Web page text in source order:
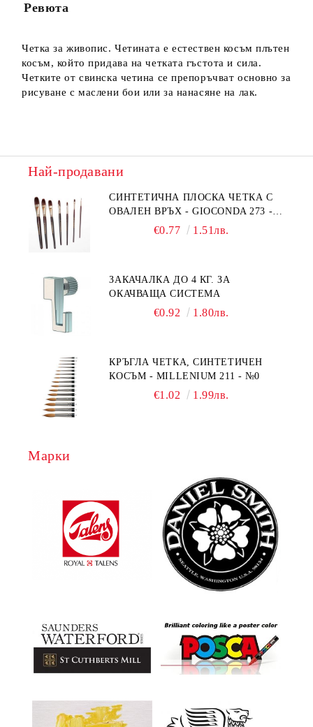
Ревюта
Четка за живопис. Четината е естествен косъм плътен
косъм, който придава на четката гъстота и сила.
Четките от свинска четина се препоръчват основно за
рисуване с маслени бои или за нанасяне на лак.
Най-продавани
СИНТЕТИЧНА ПЛОСКА ЧЕТКА С
ОВАЛЕН ВРЪХ - GIOCONDA 273 -
€0.77 1.51лв.
ЗАКАЧАЛКА ДО 4 КГ. ЗА
ОКАЧВАЩА СИСТЕМА
€0.92 1.80лв.
КРЪГЛА ЧЕТКА, СИНТЕТИЧЕН
КОСЪМ - MILLENIUM 211 - №0
€1.02 1.99лв.
Марки